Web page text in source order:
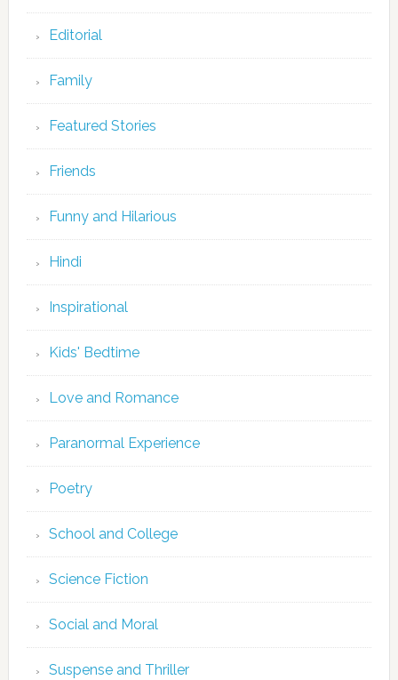
Editorial
Family
Featured Stories
Friends
Funny and Hilarious
Hindi
Inspirational
Kids' Bedtime
Love and Romance
Paranormal Experience
Poetry
School and College
Science Fiction
Social and Moral
Suspense and Thriller